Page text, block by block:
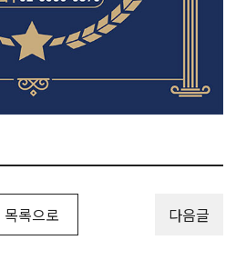
목록으로 다음글